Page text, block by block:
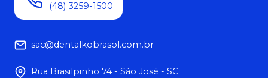
(48) 3259-1500
sac@dentalkobrasol.com.br
Rua Brasilpinho 74 - São José - SC